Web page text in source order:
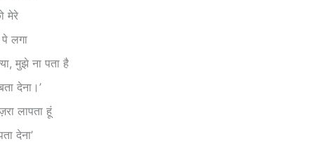
मेरे
लगा
मुझे ना पता है
देना।’
लापता हूं
देना’